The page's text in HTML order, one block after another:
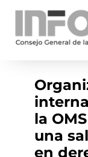
la
una
en